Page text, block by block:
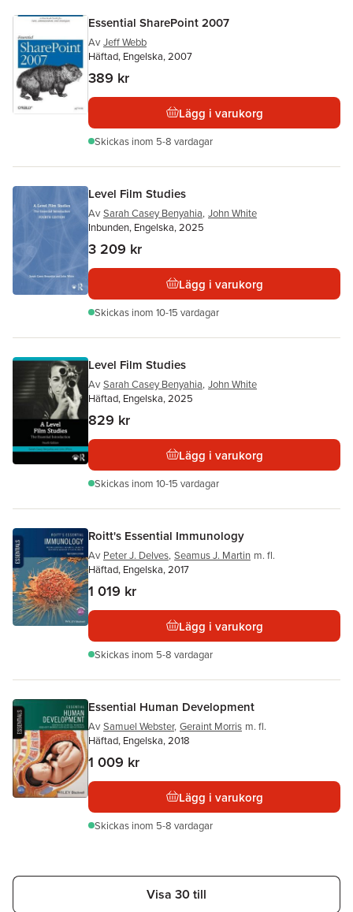
Essential SharePoint 2007
Av Jeff Webb
Häftad, Engelska, 2007
389 kr
Lägg i varukorg
Skickas inom 5-8 vardagar
Level Film Studies
Av Sarah Casey Benyahia, John White
Inbunden, Engelska, 2025
3 209 kr
Lägg i varukorg
Skickas inom 10-15 vardagar
Level Film Studies
Av Sarah Casey Benyahia, John White
Häftad, Engelska, 2025
829 kr
Lägg i varukorg
Skickas inom 10-15 vardagar
Roitt's Essential Immunology
Av Peter J. Delves, Seamus J. Martin m. fl.
Häftad, Engelska, 2017
1 019 kr
Lägg i varukorg
Skickas inom 5-8 vardagar
Essential Human Development
Av Samuel Webster, Geraint Morris m. fl.
Häftad, Engelska, 2018
1 009 kr
Lägg i varukorg
Skickas inom 5-8 vardagar
Visa 30 till